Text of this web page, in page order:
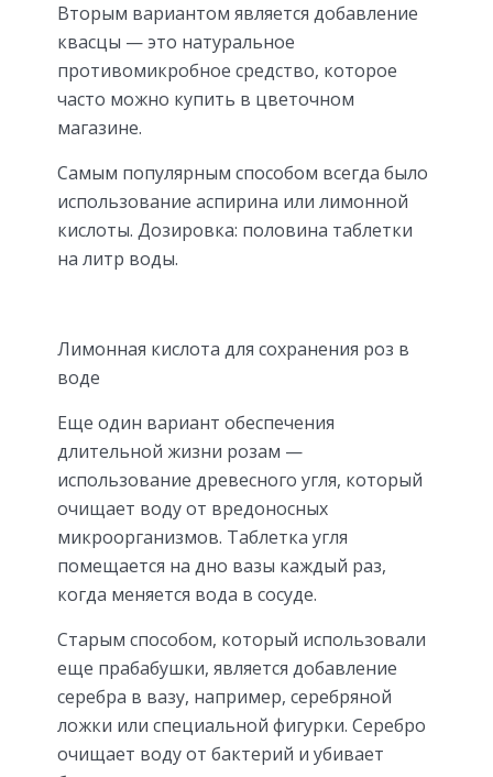
Вторым вариантом является добавление
квасцы — это натуральное
противомикробное средство, которое
часто можно купить в цветочном
магазине.
Самым популярным способом всегда было
использование аспирина или лимонной
кислоты. Дозировка: половина таблетки
на литр воды.
Лимонная кислота для сохранения роз в
воде
Еще один вариант обеспечения
длительной жизни розам —
использование древесного угля, который
очищает воду от вредоносных
микроорганизмов. Таблетка угля
помещается на дно вазы каждый раз,
когда меняется вода в сосуде.
Старым способом, который использовали
еще прабабушки, является добавление
серебра в вазу, например, серебряной
ложки или специальной фигурки. Серебро
очищает воду от бактерий и убивает